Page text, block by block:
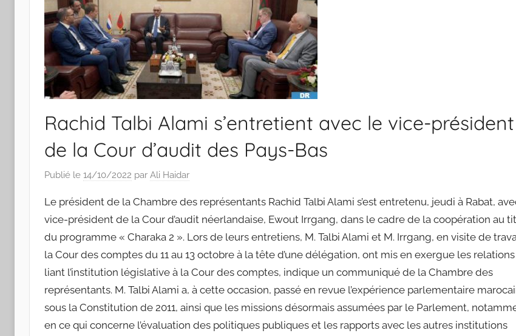
Rachid Talbi Alami s’entretient avec le vice-président
de la Cour d’audit des Pays-Bas
Publié le 14/10/2022 par Ali Haidar
Le président de la Chambre des représentants Rachid Talbi Alami s’est entretenu, jeudi à Rabat,
vice-président de la Cour d’audit néerlandaise, Ewout Irrgang, dans le cadre de la coopération au
du programme « Charaka 2 ». Lors de leurs entretiens, M. Talbi Alami et M. Irrgang, en visite de
la Cour des comptes du 11 au 13 octobre à la tête d’une délégation, ont mis en exergue les relations
liant l’institution législative à la Cour des comptes, indique un communiqué de la Chambre des
représentants. M. Talbi Alami a, à cette occasion, passé en revue l’expérience parlementaire
sous la Constitution de 2011, ainsi que les missions désormais assumées par le Parlement,
en ce qui concerne l’évaluation des politiques publiques et les rapports avec les autres institutions